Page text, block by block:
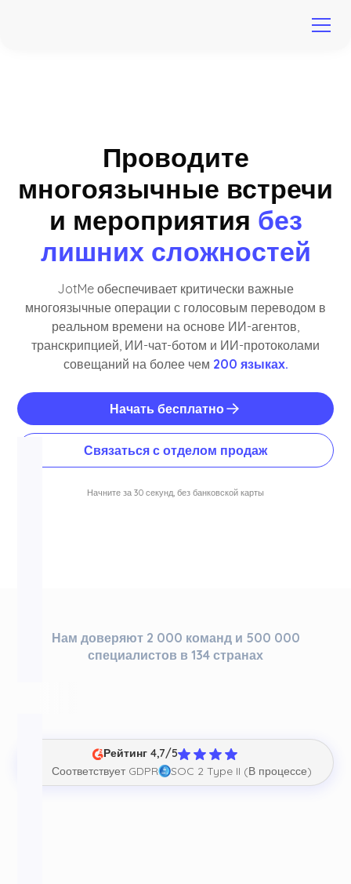
Проводите
многоязычные встречи
и мероприятия без
лишних сложностей
JotMe обеспечивает критически важные
многоязычные операции с голосовым переводом в
реальном времени на основе ИИ-агентов,
транскрипцией, ИИ-чат-ботом и ИИ-протоколами
совещаний на более чем 200 языках.
Начать бесплатно
Связаться с отделом продаж
Начните за 30 секунд, без банковской карты
Нам доверяют 2 000 команд и 500 000
специалистов в 134 странах
Рейтинг 4,7/5
Соответствует GDPR
SOC 2 Type II (В процессе)